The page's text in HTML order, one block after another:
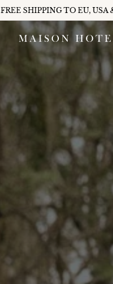
FREE SHIPPING TO EU, USA